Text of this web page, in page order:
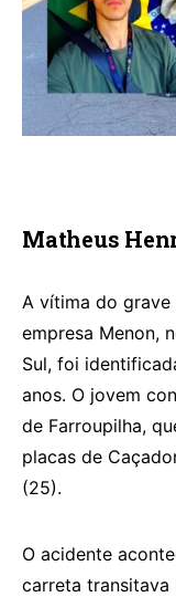
Matheus
A vítima do
empresa Menon,
Sul, foi
anos. O jovem
de Farroupilha,
placas de
(25).
O acidente
carreta transitava